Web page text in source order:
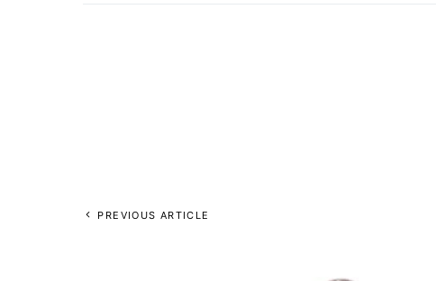
PREVIOUS ARTICLE